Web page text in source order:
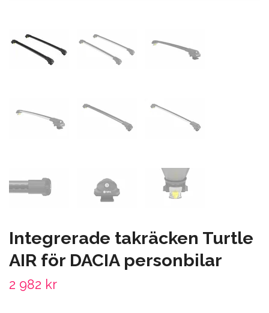
Integrerade takräcken Turtle
AIR för DACIA personbilar
2 982 kr